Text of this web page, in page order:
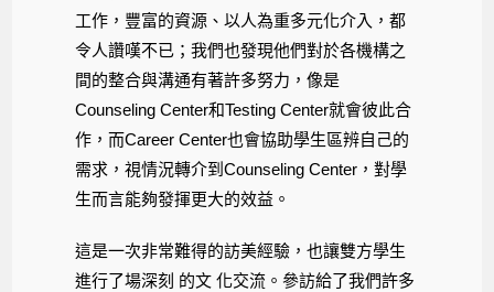
工作，豐富的資源、以人為重多元化介入，都
令人讚嘆不已；我們也發現他們對於各機構之
間的整合與溝通有著許多努力，像是
Counseling Center和Testing Center就會彼此合
作，而Career Center也會協助學生區辨自己的
需求，視情況轉介到Counseling Center，對學
生而言能夠發揮更大的效益。
這是一次非常難得的訪美經驗，也讓雙方學生
進行了場深刻 的文 化交流。參訪給了我們許多